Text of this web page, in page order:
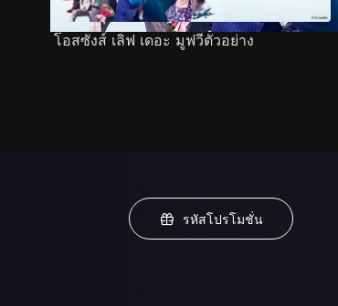
โอสซังส์ เลิฟ เดอะ มูฟวีตัวอย่าง
รหัสโปรโมชั่น